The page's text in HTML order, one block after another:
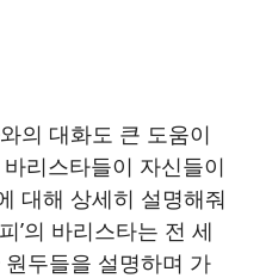
의 대화도 큰 도움이
리스타들이 자신들이
대해 상세히 설명해줘
’의 바리스타는 전 세
두들을 설명하며 가